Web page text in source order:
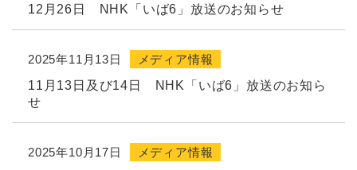
12月26日 NHK「いば6」放送のお知らせ
2025年11月13日
メディア情報
11月13日及び14日 NHK「いば6」放送のお知ら
せ
2025年10月17日
メディア情報